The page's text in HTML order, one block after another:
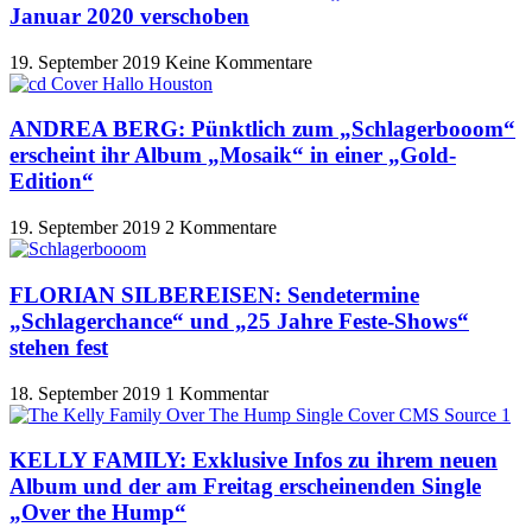
Januar 2020 verschoben
19. September 2019 Keine Kommentare
ANDREA BERG: Pünktlich zum „Schlagerbooom“
erscheint ihr Album „Mosaik“ in einer „Gold-
Edition“
19. September 2019 2 Kommentare
FLORIAN SILBEREISEN: Sendetermine
„Schlagerchance“ und „25 Jahre Feste-Shows“
stehen fest
18. September 2019 1 Kommentar
KELLY FAMILY: Exklusive Infos zu ihrem neuen
Album und der am Freitag erscheinenden Single
„Over the Hump“